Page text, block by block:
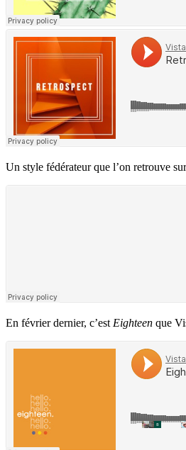
Un style fédérateur que l’on retrouve
En février dernier, c’est Eighteen que